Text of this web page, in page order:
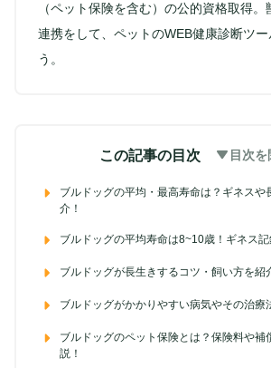
（ペット保険を含む）の公的資格取得。
連携をして、ペットのWEB健康診断ツ
う。
この記事の目次 目次を
ブルドッグの平均・最高寿命は？ギネスや
介！
ブルドッグの平均寿命は8~10歳！ギネス記
ブルドッグが長生きするコツ・飼い方を紹
ブルドッグがかかりやすい病気やその治療
ブルドッグのペット保険とは？保険料や補
説！